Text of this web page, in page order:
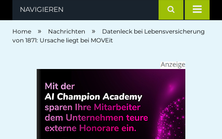
NAVIGIEREN
Home » Nachrichten »
Datenleck bei Lebensversicherung
von 1871: Ursache liegt bei MOVEit